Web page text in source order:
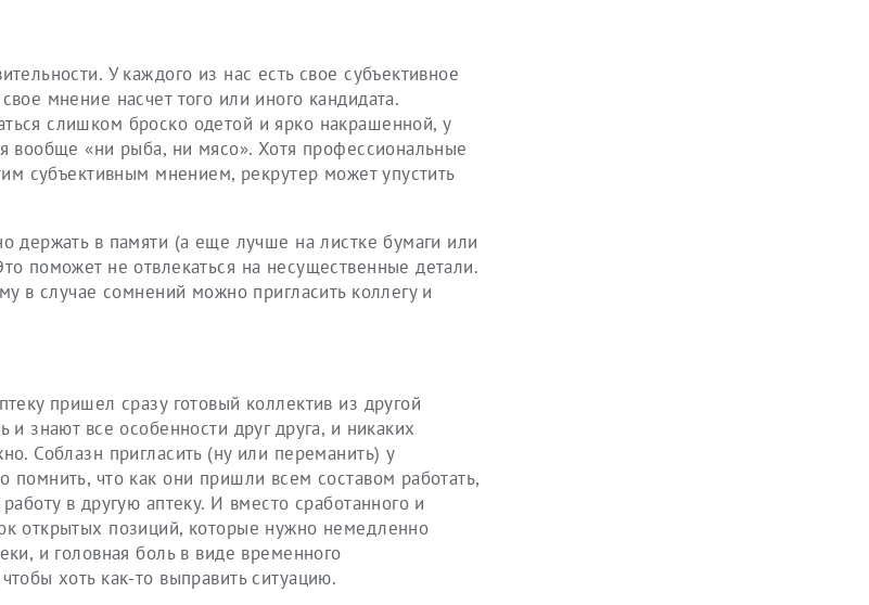
У каждого из нас есть свое субъективное
мнение насчет того или иного кандидата.
слишком броско одетой и ярко накрашенной, у
вообще «ни рыба, ни мясо». Хотя профессиональные
субъективным мнением, рекрутер может упустить
держать в памяти (а еще лучше на листке бумаги или
поможет не отвлекаться на несущественные детали.
в случае сомнений можно пригласить коллегу и
пришел сразу готовый коллектив из другой
знают все особенности друг друга, и никаких
Соблазн пригласить (ну или переманить) у
что как они пришли всем составом работать,
в другую аптеку. И вместо сработанного и
открытых позиций, которые нужно немедленно
и головная боль в виде временного
хоть как-то выправить ситуацию.